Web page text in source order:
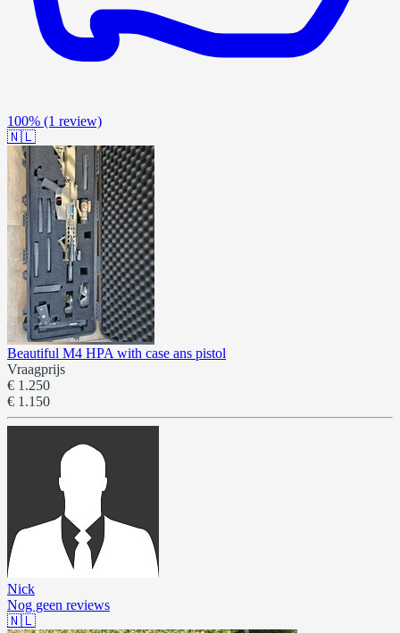
100% (1 review)
🇳🇱
Beautiful M4 HPA with case ans pistol
Vraagprijs
€ 1.250
€ 1.150
Nick
Nog geen reviews
🇳🇱